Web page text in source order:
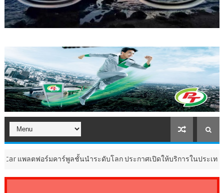
ตฟอร์มคาร์พูลชั้นนำระดับโลก ประกาศเปิดให้บริการในประเทศไทย